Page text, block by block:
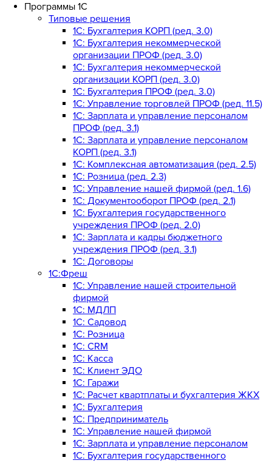
Программы 1С
Типовые решения
1C: Бухгалтерия КОРП (ред. 3.0)
1С: Бухгалтерия некоммерческой
организации ПРОФ (ред. 3.0)
1С: Бухгалтерия некоммерческой
организации КОРП (ред. 3.0)
1C: Бухгалтерия ПРОФ (ред. 3.0)
1C: Управление торговлей ПРОФ (ред. 11.5)
1C: Зарплата и управление персоналом
ПРОФ (ред. 3.1)
1C: Зарплата и управление персоналом
КОРП (ред. 3.1)
1C: Комплексная автоматизация (ред. 2.5)
1С: Розница (ред. 2.3)
1С: Управление нашей фирмой (ред. 1.6)
1С: Документооборот ПРОФ (ред. 2.1)
1C: Бухгалтерия государственного
учреждения ПРОФ (ред. 2.0)
1C: Зарплата и кадры бюджетного
учреждения ПРОФ (ред. 3.1)
1С: Договоры
1С:Фреш
1С: Управление нашей строительной
фирмой
1С: МДЛП
1С: Садовод
1С: Розница
1C: CRM
1C: Касса
1С: Клиент ЭДО
1С: Гаражи
1C: Расчет квартплаты и бухгалтерия ЖКХ
1C: Бухгалтерия
1C: Предприниматель
1C: Управление нашей фирмой
1C: Зарплата и управление персоналом
1C: Бухгалтерия государственного